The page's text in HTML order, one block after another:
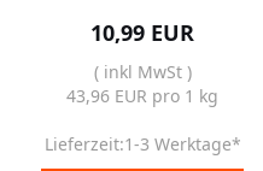
10,99 EUR
( inkl MwSt )
43,96 EUR pro 1 kg
Lieferzeit:1-3 Werktage*